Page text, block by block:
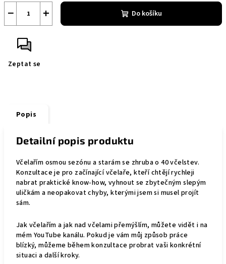
+
− Do košíku
Zeptat se
Popis
Detailní popis produktu
Včelařím osmou sezónu a starám se zhruba o 40 včelstev.
Konzultace je pro začínající včelaře, kteří chtějí rychleji
nabrat praktické know-how, vyhnout se zbytečným slepým
uličkám a neopakovat chyby, kterými jsem si musel projít
sám.
Jak včelařím a jak nad včelami přemýšlím, můžete vidět i na
mém YouTube kanálu. Pokud je vám můj způsob práce
blízký, můžeme během konzultace probrat vaši konkrétní
situaci a další kroky.